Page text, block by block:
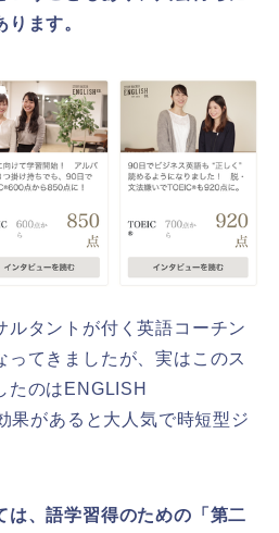
ます。
ルタントが付く英語コーチン
ってきましたが、実はこのス
たのはENGLISH
果があると大人気で時短型ジ
は、語学習得のための「第二